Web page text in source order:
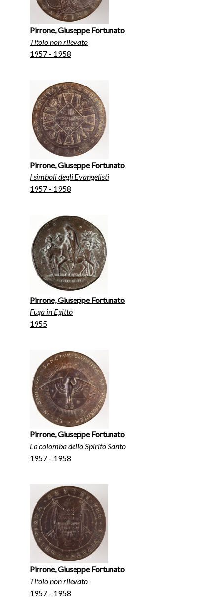
Pirrone, Giuseppe Fortunato
Titolo non rilevato
1957 - 1958
Pirrone, Giuseppe Fortunato
I simboli degli Evangelisti
1957 - 1958
Pirrone, Giuseppe Fortunato
Fuga in Egitto
1955
Pirrone, Giuseppe Fortunato
La colomba dello Spirito Santo
1957 - 1958
Pirrone, Giuseppe Fortunato
Titolo non rilevato
1957 - 1958